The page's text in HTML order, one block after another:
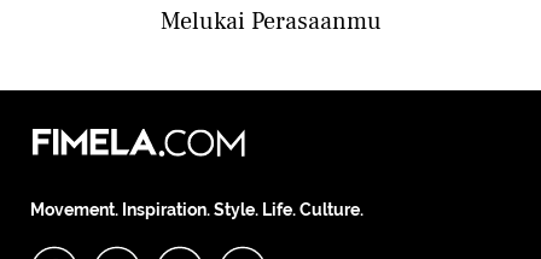
Melukai Perasaanmu
Movement. Inspiration. Style. Life. Culture.